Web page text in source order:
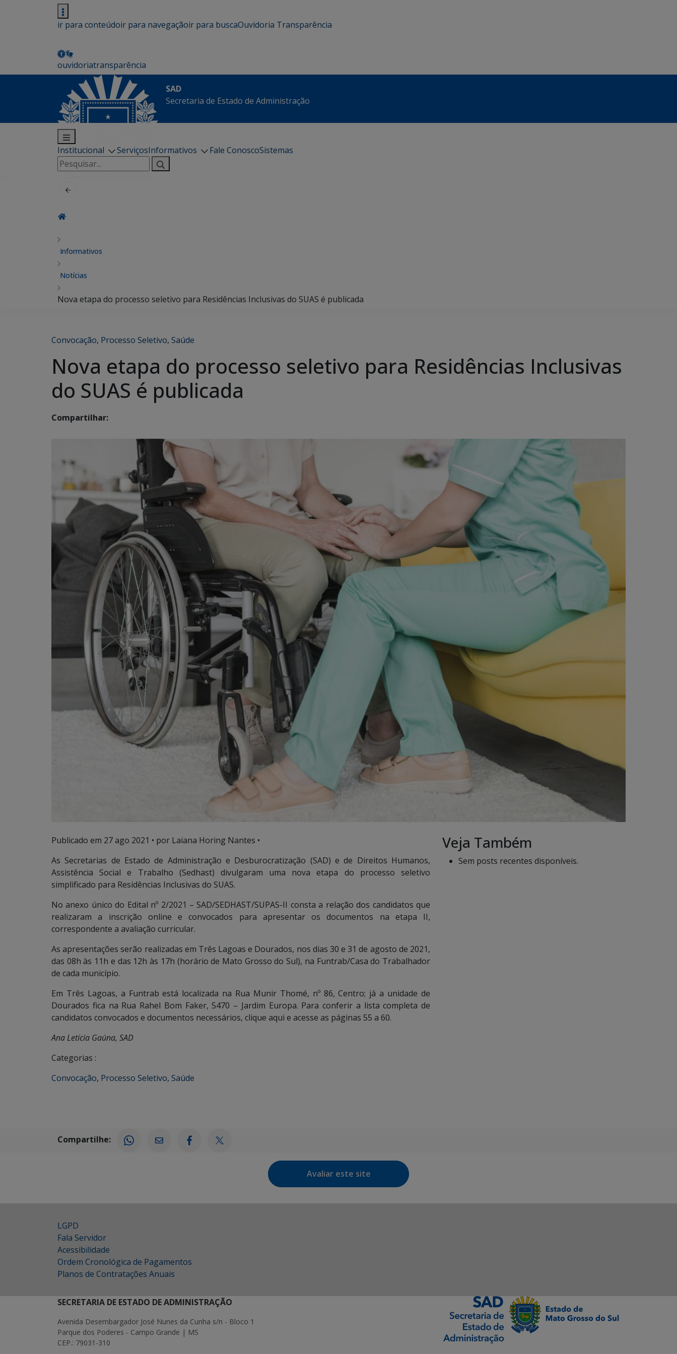
ir para conteúdoir para navegaçãoir para buscaOuvidoria Transparência
ouvidoriatransparência
SAD
Secretaria de Estado de Administração
Institucional ServiçosInformativos Fale ConoscoSistemas
Pesquisar
por:
Informativos
Notícias
Nova etapa do processo seletivo para Residências Inclusivas do SUAS é publicada
Convocação, Processo Seletivo, Saúde
Nova etapa do processo seletivo para Residências Inclusivas
do SUAS é publicada
Compartilhar:
Publicado em 27 ago 2021 • por Laiana Horing Nantes •
As Secretarias de Estado de Administração e Desburocratização (SAD) e de Direitos Humanos,
Assistência Social e Trabalho (Sedhast) divulgaram uma nova etapa do processo seletivo
simplificado para Residências Inclusivas do SUAS.
No anexo único do Edital nº 2/2021 – SAD/SEDHAST/SUPAS-II consta a relação dos candidatos que
realizaram a inscrição online e convocados para apresentar os documentos na etapa II,
correspondente a avaliação curricular.
As apresentações serão realizadas em Três Lagoas e Dourados, nos dias 30 e 31 de agosto de 2021,
das 08h às 11h e das 12h às 17h (horário de Mato Grosso do Sul), na Funtrab/Casa do Trabalhador
de cada município.
Em Três Lagoas, a Funtrab está localizada na Rua Munir Thomé, nº 86, Centro; já a unidade de
Dourados fica na Rua Rahel Bom Faker, 5470 – Jardim Europa. Para conferir a lista completa de
candidatos convocados e documentos necessários, clique aqui e acesse as páginas 55 a 60.
Ana Letícia Gaúna, SAD
Categorias :
Convocação, Processo Seletivo, Saúde
Veja Também
Sem posts recentes disponíveis.
Compartilhe:
Avaliar este site
LGPD
Fala Servidor
Acessibilidade
Ordem Cronológica de Pagamentos
Planos de Contratações Anuais
SECRETARIA DE ESTADO DE ADMINISTRAÇÃO
Avenida Desembargador José Nunes da Cunha s/n - Bloco 1
Parque dos Poderes - Campo Grande | MS
CEP.: 79031-310